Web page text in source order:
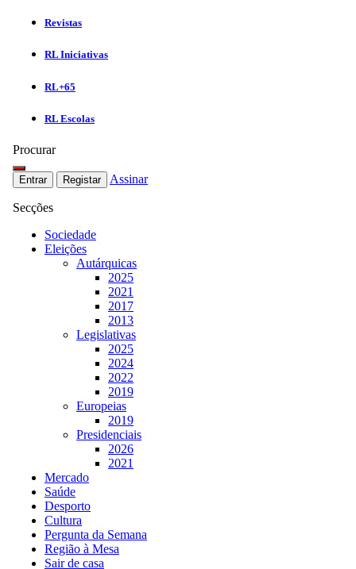
Revistas
RL Iniciativas
RL+65
RL Escolas
Procurar
Entrar Registar Assinar
Secções
Sociedade
Eleições
Autárquicas
2025
2021
2017
2013
Legislativas
2025
2024
2022
2019
Europeias
2019
Presidenciais
2026
2021
Mercado
Saúde
Desporto
Cultura
Pergunta da Semana
Região à Mesa
Sair de casa